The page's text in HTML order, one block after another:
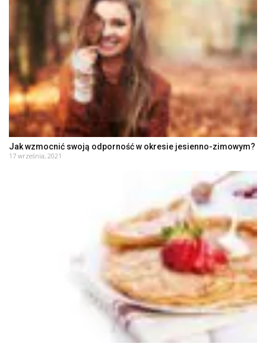
Jak wzmocnić swoją odporność w okresie jesienno-zimowym?
17 września, 2021